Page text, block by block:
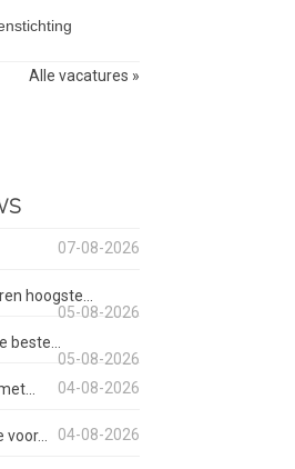
Alle vacatures »
07-08-2026
hoogste...
05-08-2026
beste...
05-08-2026
04-08-2026
04-08-2026